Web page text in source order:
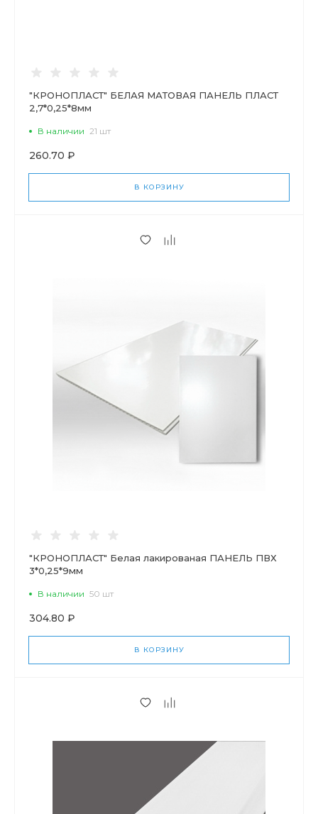
"КРОНОПЛАСТ" БЕЛАЯ МАТОВАЯ ПАНЕЛЬ ПЛАСТ
2,7*0,25*8мм
В наличии 21 шт
260.70 ₽
В КОРЗИНУ
"КРОНОПЛАСТ" Белая лакированая ПАНЕЛЬ ПВХ
3*0,25*9мм
В наличии 50 шт
304.80 ₽
В КОРЗИНУ